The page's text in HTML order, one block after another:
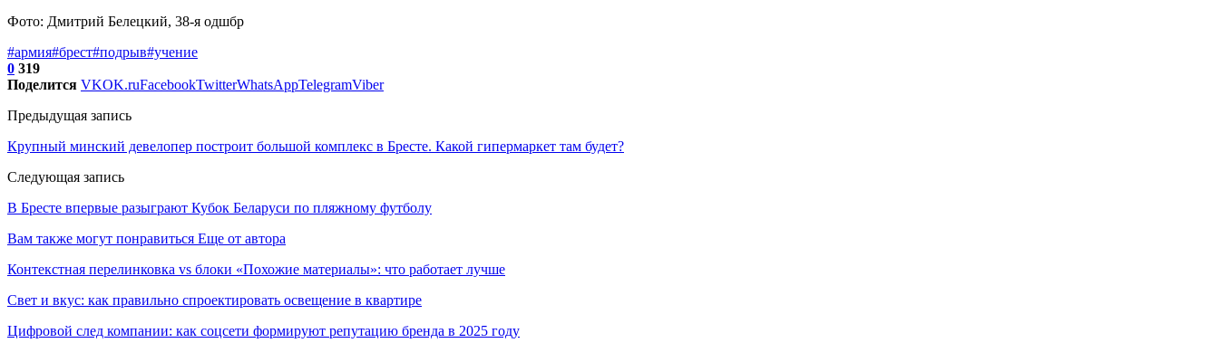
Фото: Дмитрий Белецкий, 38-я одшбр
#армия#брест#подрыв#учение
0 319
Поделится VKOK.ruFacebookTwitterWhatsAppTelegramViber
Предыдущая запись
Крупный минский девелопер построит большой комплекс в Бресте. Какой гипермаркет там будет?
Следующая запись
В Бресте впервые разыграют Кубок Беларуси по пляжному футболу
Вам также могут понравиться Еще от автора
Контекстная перелинковка vs блоки «Похожие материалы»: что работает лучше
Свет и вкус: как правильно спроектировать освещение в квартире
Цифровой след компании: как соцсети формируют репутацию бренда в 2025 году